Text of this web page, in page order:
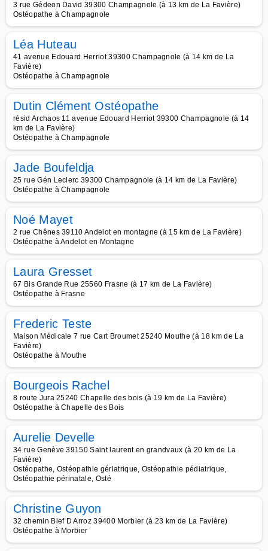
3 rue Gédeon David 39300 Champagnole (à 13 km de La Favière)
Ostéopathe à Champagnole
Léa Huteau
41 avenue Edouard Herriot 39300 Champagnole (à 14 km de La
Favière)
Ostéopathe à Champagnole
Dutin Clément Ostéopathe
résid Archaos 11 avenue Edouard Herriot 39300 Champagnole (à 14
km de La Favière)
Ostéopathe à Champagnole
Jade Boufeldja
25 rue Gén Leclerc 39300 Champagnole (à 14 km de La Favière)
Ostéopathe à Champagnole
Noé Mayet
2 rue Chênes 39110 Andelot en montagne (à 15 km de La Favière)
Ostéopathe à Andelot en Montagne
Laura Gresset
67 Bis Grande Rue 25560 Frasne (à 17 km de La Favière)
Ostéopathe à Frasne
Frederic Teste
Maison Médicale 7 rue Cart Broumet 25240 Mouthe (à 18 km de La
Favière)
Ostéopathe à Mouthe
Bourgeois Rachel
8 route Jura 25240 Chapelle des bois (à 19 km de La Favière)
Ostéopathe à Chapelle des Bois
Aurelie Develle
34 rue Genève 39150 Saint laurent en grandvaux (à 20 km de La
Favière)
Ostéopathe, Ostéopathie gériatrique, Ostéopathie pédiatrique,
Ostéopathie périnatale, Osté
Christine Guyon
32 chemin Bief D Arroz 39400 Morbier (à 23 km de La Favière)
Ostéopathe à Morbier